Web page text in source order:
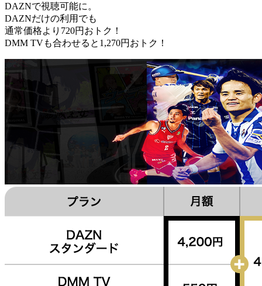
DAZNで視聴可能に。
DAZNだけの利用でも
通常価格より720円おトク！
DMM TVも合わせると1,270円おトク！